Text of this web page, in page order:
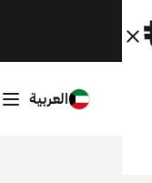
العربية